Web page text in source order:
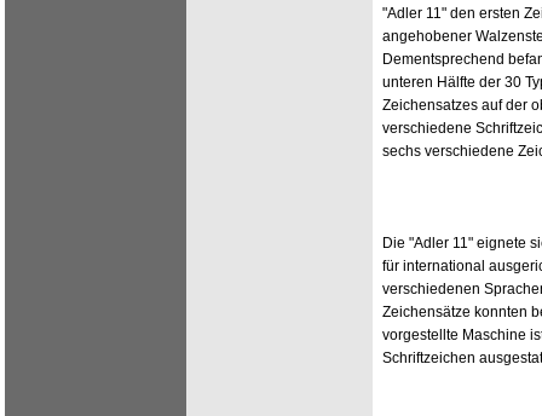
"Adler 11" den ersten
angehobener
Dementsprechend
unteren Hälfte der 30
Zeichensatzes auf der
verschiedene
sechs verschiedene
Die "Adler 11" eignete
für international
verschiedenen
Zeichensätze konnten
vorgestellte Maschine
Schriftzeichen